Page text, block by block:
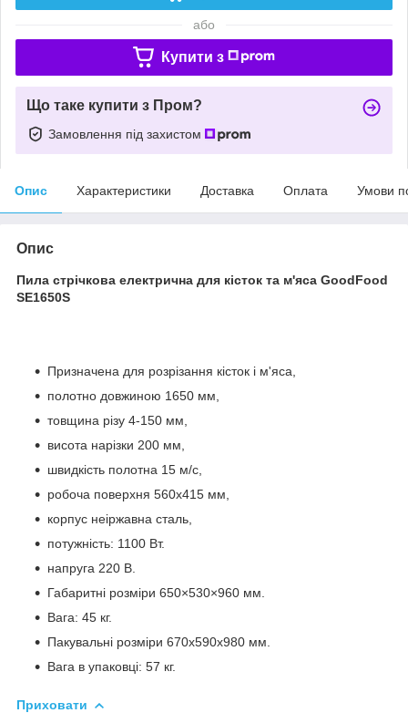
або
Купити з
Що таке купити з Пром?
Замовлення під захистом
Опис Характеристики Доставка Оплата Умови
Опис
Пила стрічкова електрична для кісток та м'яса GoodFood
SE1650S
Призначена для розрізання кісток і м'яса,
полотно довжиною 1650 мм,
товщина різу 4-150 мм,
висота нарізки 200 мм,
швидкість полотна 15 м/с,
робоча поверхня 560х415 мм,
корпус неіржавна сталь,
потужність: 1100 Вт.
напруга 220 В.
Габаритні розміри 650×530×960 мм.
Вага: 45 кг.
Пакувальні розміри 670х590х980 мм.
Вага в упаковці: 57 кг.
Приховати